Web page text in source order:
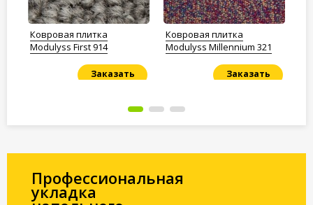
Ковровая плитка
Modulyss First 914
Заказать
Ковровая плитка
Modulyss Millennium 321
Заказать
Профессиональная
укладка